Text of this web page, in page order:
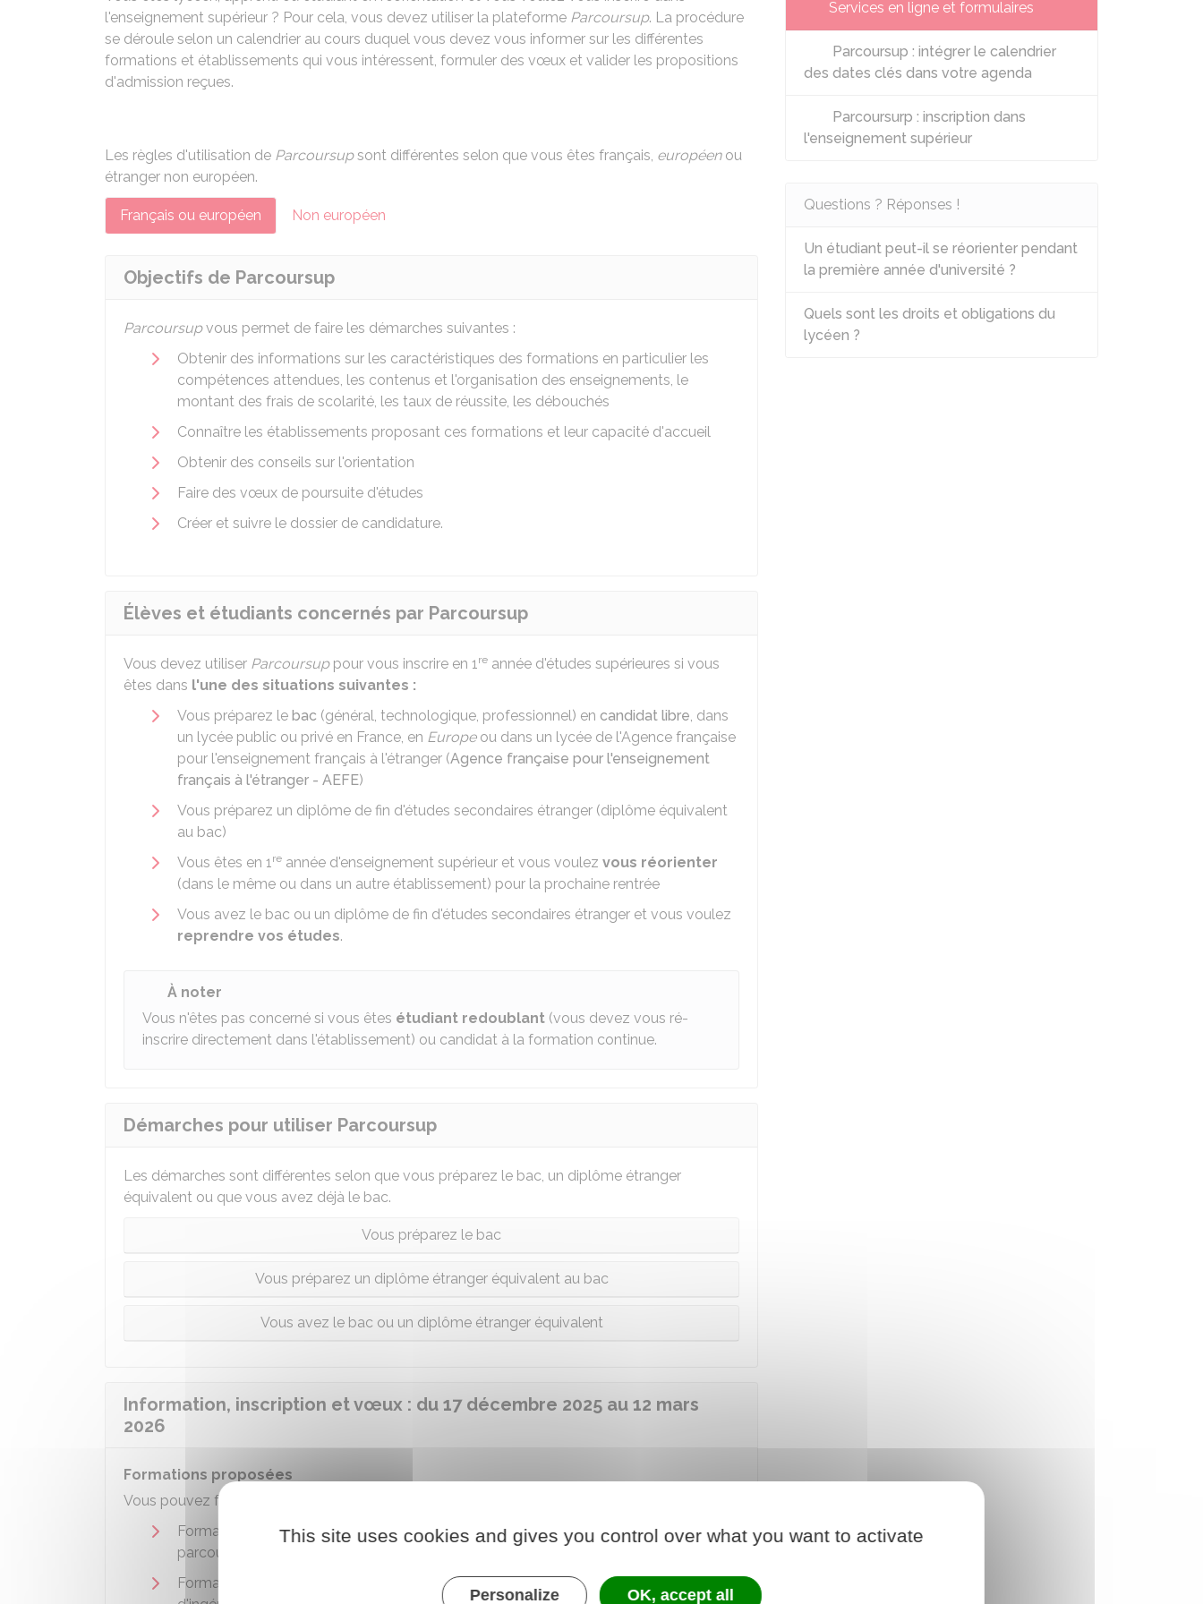
l'enseignement supérieur ? Pour cela, vous devez utiliser la plateforme Parcoursup. La procédure
se déroule selon un calendrier au cours duquel vous devez vous informer sur les différentes
formations et établissements qui vous intéressent, formuler des vœux et valider les propositions
d'admission reçues.
Les règles d'utilisation de Parcoursupsont différentes selon que vous êtes français, européenou
étranger non européen.
Français ou européen Non européen
Objectifs de Parcoursup
Parcoursupvous permet de faire les démarches suivantes :
Obtenir des informations sur les caractéristiques des formations en particulier les
compétences attendues, les contenus et l'organisation des enseignements, le
montant des frais de scolarité, les taux de réussite, les débouchés
Connaître les établissements proposant ces formations et leur capacité d'accueil
Obtenir des conseils sur l'orientation
Faire des vœux de poursuite d'études
Créer et suivre le dossier de candidature.
Élèves et étudiants concernés par Parcoursup
Vous devez utiliser Parcoursuppour vous inscrire en 1re année d'études supérieures si vous
êtes dans l'une des situations suivantes :
Vous préparez le bac (général, technologique, professionnel) en candidat libre, dans
un lycée public ou privé en France, en Europeou dans un lycée de l'Agence française
pour l'enseignement français à l'étranger (Agence française pour l'enseignement
français à l'étranger - AEFE)
Vous préparez un diplôme de fin d'études secondaires étranger (diplôme équivalent
au bac)
Vous êtes en 1re année d'enseignement supérieur et vous voulez vous réorienter
(dans le même ou dans un autre établissement) pour la prochaine rentrée
Vous avez le bac ou un diplôme de fin d'études secondaires étranger et vous voulez
reprendre vos études.
À noter
Vous n'êtes pas concerné si vous êtes étudiant redoublant (vous devez vous ré-
inscrire directement dans l'établissement) ou candidat à la formation continue.
Démarches pour utiliser Parcoursup
Les démarches sont différentes selon que vous préparez le bac, un diplôme étranger
équivalent ou que vous avez déjà le bac.
Vous préparez le bac
Vous préparez un diplôme étranger équivalent au bac
Vous avez le bac ou un diplôme étranger équivalent
Information, inscription et vœux : du 17 décembre 2025 au 12 mars
2026
Formations proposées
Vous pouvez faire des vœux dans les formations suivantes :
Formations non-sélectives : licence, parcours spécifiques accès santé (PASS),
parcours préparatoires au professorat des écoles (PPPE)
Formations sélectives :
,DNMADE,DCG, les écoles d'architecture,
Services en ligne et formulaires
Parcoursup : intégrer le calendrier
des dates clés dans votre agenda
Parcoursurp : inscription dans
l'enseignement supérieur
Questions ? Réponses !
Un étudiant peut-il se réorienter pendant
la première année d'université ?
Quels sont les droits et obligations du
lycéen ?
This site uses cookies and gives you control over what you want to activate
Personalize OK, accept all